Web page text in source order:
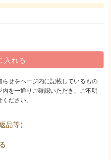
せをページ内に記載しているもの
を一通りご確認いただき、ご不明
ださい。
品等）